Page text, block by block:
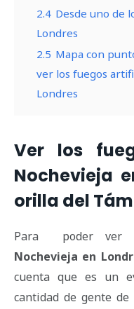
2.4 Desde uno de
Londres
2.5 Mapa con
ver los fuegos
Londres
Ver los
Nochevieja
orilla del
Para poder ver
Nochevieja en
cuenta que es un
cantidad de gente